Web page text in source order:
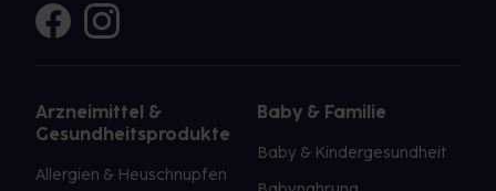
Arzneimittel &
Gesundheitsprodukte
Allergien & Heuschnupfen
Baby & Familie
Baby & Kindergesundheit